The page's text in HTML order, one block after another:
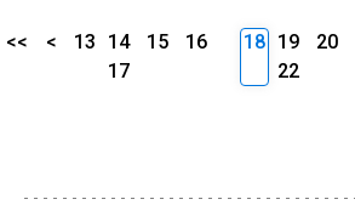
<< < 13 14 15
16
17
18 19 20
22